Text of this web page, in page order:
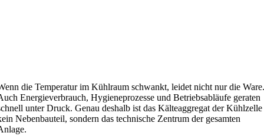
die Temperatur im Kühlraum schwankt, leidet nicht nur die
Energieverbrauch, Hygieneprozesse und Betriebsabläufe geraten
unter Druck. Genau deshalb ist das Kälteaggregat der Kühlzelle
Nebenbauteil, sondern das technische Zentrum der gesamten